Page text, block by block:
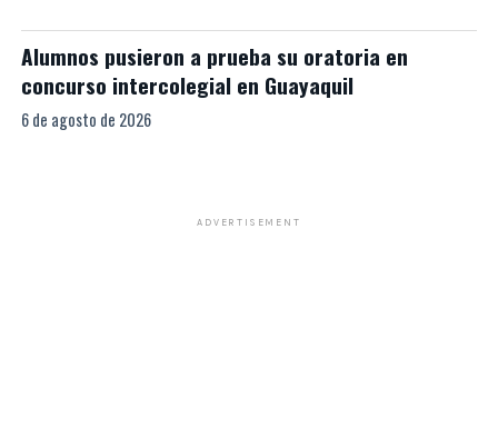
Alumnos pusieron a prueba su oratoria en
concurso intercolegial en Guayaquil
6 de agosto de 2026
ADVERTISEMENT